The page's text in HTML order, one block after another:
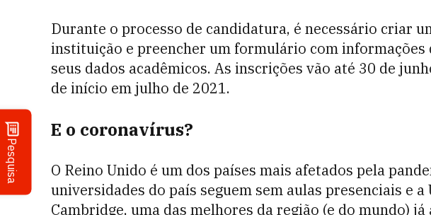
Pesquisa
Durante o processo de candidatura, é necessário criar
instituição e preencher um formulário com informações
seus dados acadêmicos. As inscrições vão até 30 de
de início em julho de 2021.
E o coronavírus?
O Reino Unido é um dos países mais afetados pela
universidades do país seguem sem aulas presenciais e a
Cambridge, uma das melhores da região (e do mundo)